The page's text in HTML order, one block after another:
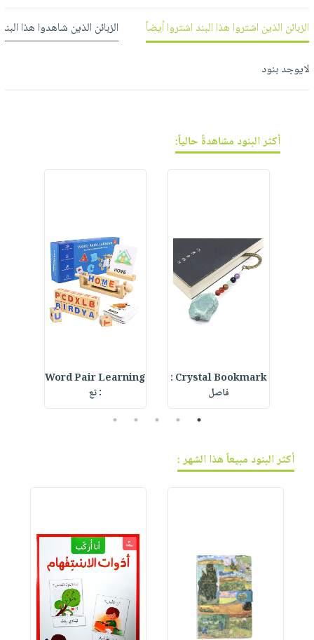
صابون
أطفال
فيديوهات
أسئلة
طرحها
خدمات
وفرات
انشر
عربة
التسوق
نشرة
الإصدارات
الزبائن الذين اشتروا هذا البند اشتروا أيضاً الزبائن الذين شاهدوا هذا
لايوجد بنود
أكثر البنود مشاهدةً حالياً:
Crystal Bookmark :
فاصل
Word Pair Learning
: تع
1
2
3
4
5
أكثر البنود مبيعاً هذا الشهر :